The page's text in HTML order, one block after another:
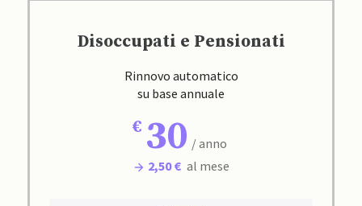
Disoccupati e Pensionati
Rinnovo automatico
su base annuale
30 / anno
2,50 € al mese